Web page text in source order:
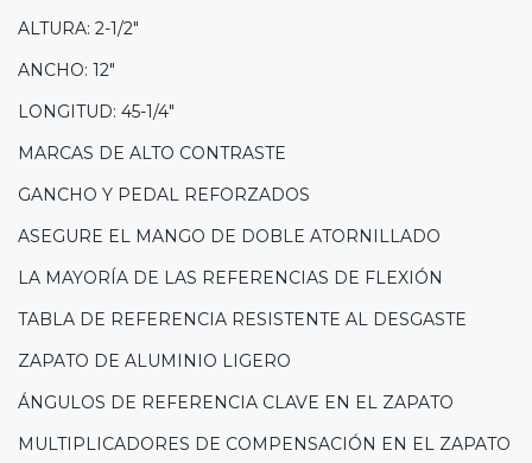
ALTURA: 2-1/2"
ANCHO: 12"
LONGITUD: 45-1/4"
MARCAS DE ALTO CONTRASTE
GANCHO Y PEDAL REFORZADOS
ASEGURE EL MANGO DE DOBLE ATORNILLADO
LA MAYORÍA DE LAS REFERENCIAS DE FLEXIÓN
TABLA DE REFERENCIA RESISTENTE AL DESGASTE
ZAPATO DE ALUMINIO LIGERO
ÁNGULOS DE REFERENCIA CLAVE EN EL ZAPATO
MULTIPLICADORES DE COMPENSACIÓN EN EL ZAPATO